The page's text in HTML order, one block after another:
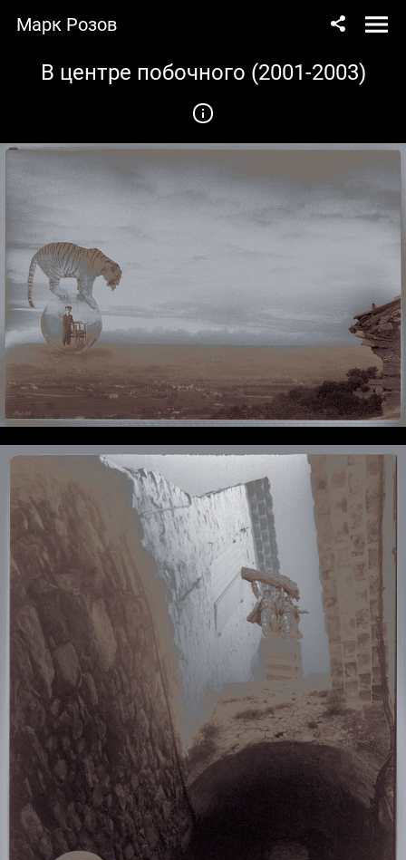
Марк Розов
В центре побочного (2001-2003)